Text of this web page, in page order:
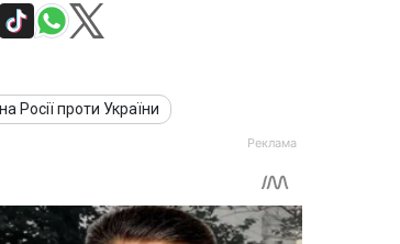
Росії проти України